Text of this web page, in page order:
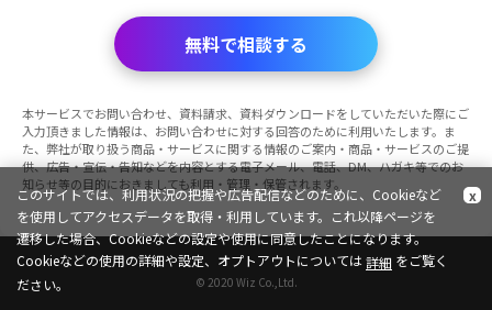
無料で相談する
本サービスでお問い合わせ、資料請求、資料ダウンロードをしていただいた際にご
入力頂きました情報は、お問い合わせに対する回答のために利用いたします。ま
た、弊社が取り扱う商品・サービスに関する情報のご案内・商品・サービスのご提
供、広告・宣伝・告知などを内容とする電子メール、電話、DM、ハガキ等でのお
知らせ等の目的におきましても利用・管理・保管されます。
© 2020 Wiz Co.,Ltd.
このサイトでは、利用状況の把握や広告配信などのために、Cookieなど
を使用してアクセスデータを取得・利用しています。これ以降ページを
遷移した場合、Cookieなどの設定や使用に同意したことになります。
Cookieなどの使用の詳細や設定、オプトアウトについては詳細
x
をご覧く
ださい。